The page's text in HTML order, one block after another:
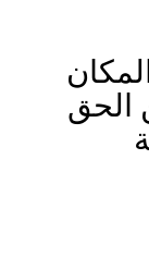
المكان
الحق